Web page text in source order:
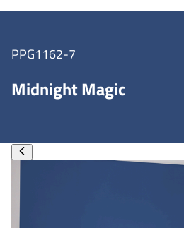
PPG1162-7
Midnight Magic